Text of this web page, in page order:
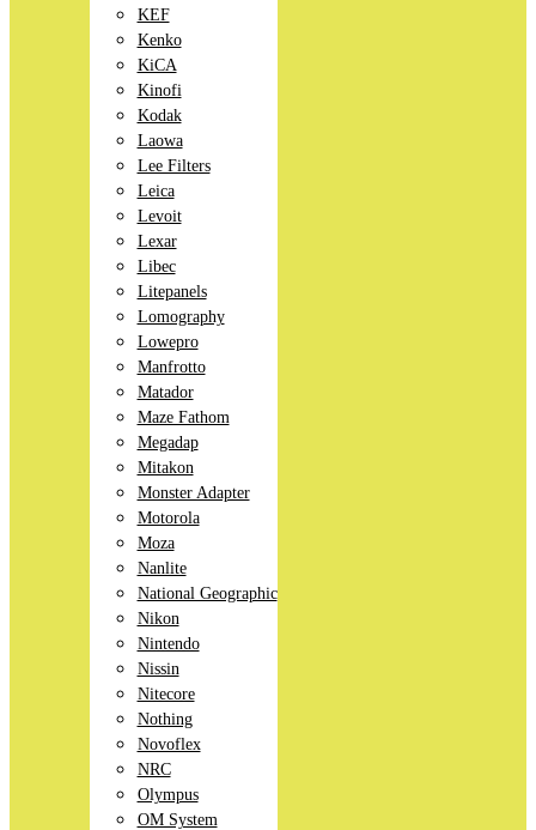
KEF
Kenko
KiCA
Kinofi
Kodak
Laowa
Lee Filters
Leica
Levoit
Lexar
Libec
Litepanels
Lomography
Lowepro
Manfrotto
Matador
Maze Fathom
Megadap
Mitakon
Monster Adapter
Motorola
Moza
Nanlite
National Geographic
Nikon
Nintendo
Nissin
Nitecore
Nothing
Novoflex
NRC
Olympus
OM System